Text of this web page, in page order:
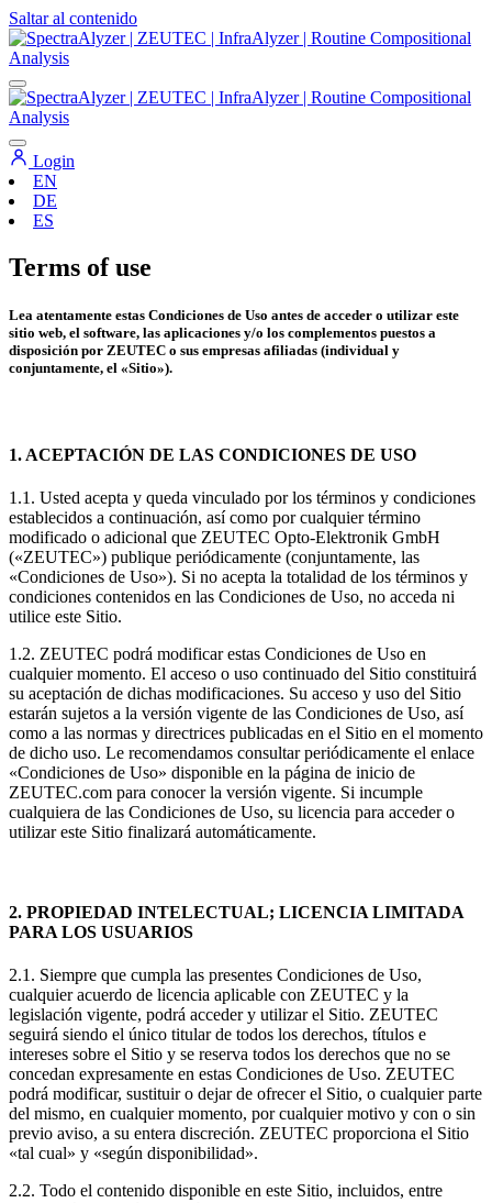
Saltar al contenido
Navegación
principal
Login
EN
DE
ES
Terms of use
Lea atentamente estas Condiciones de Uso antes de acceder o utilizar este
sitio web, el software, las aplicaciones y/o los complementos puestos a
disposición por ZEUTEC o sus empresas afiliadas (individual y
conjuntamente, el «Sitio»).
1. ACEPTACIÓN DE LAS CONDICIONES DE USO
1.1. Usted acepta y queda vinculado por los términos y condiciones
establecidos a continuación, así como por cualquier término
modificado o adicional que ZEUTEC Opto-Elektronik GmbH
(«ZEUTEC») publique periódicamente (conjuntamente, las
«Condiciones de Uso»). Si no acepta la totalidad de los términos y
condiciones contenidos en las Condiciones de Uso, no acceda ni
utilice este Sitio.
1.2. ZEUTEC podrá modificar estas Condiciones de Uso en
cualquier momento. El acceso o uso continuado del Sitio constituirá
su aceptación de dichas modificaciones. Su acceso y uso del Sitio
estarán sujetos a la versión vigente de las Condiciones de Uso, así
como a las normas y directrices publicadas en el Sitio en el momento
de dicho uso. Le recomendamos consultar periódicamente el enlace
«Condiciones de Uso» disponible en la página de inicio de
ZEUTEC.com para conocer la versión vigente. Si incumple
cualquiera de las Condiciones de Uso, su licencia para acceder o
utilizar este Sitio finalizará automáticamente.
2. PROPIEDAD INTELECTUAL; LICENCIA LIMITADA
PARA LOS USUARIOS
2.1. Siempre que cumpla las presentes Condiciones de Uso,
cualquier acuerdo de licencia aplicable con ZEUTEC y la
legislación vigente, podrá acceder y utilizar el Sitio. ZEUTEC
seguirá siendo el único titular de todos los derechos, títulos e
intereses sobre el Sitio y se reserva todos los derechos que no se
concedan expresamente en estas Condiciones de Uso. ZEUTEC
podrá modificar, sustituir o dejar de ofrecer el Sitio, o cualquier parte
del mismo, en cualquier momento, por cualquier motivo y con o sin
previo aviso, a su entera discreción. ZEUTEC proporciona el Sitio
«tal cual» y «según disponibilidad».
2.2. Todo el contenido disponible en este Sitio, incluidos, entre